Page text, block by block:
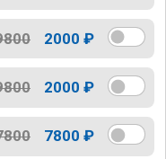
2000 ₽
2000 ₽
7800 ₽